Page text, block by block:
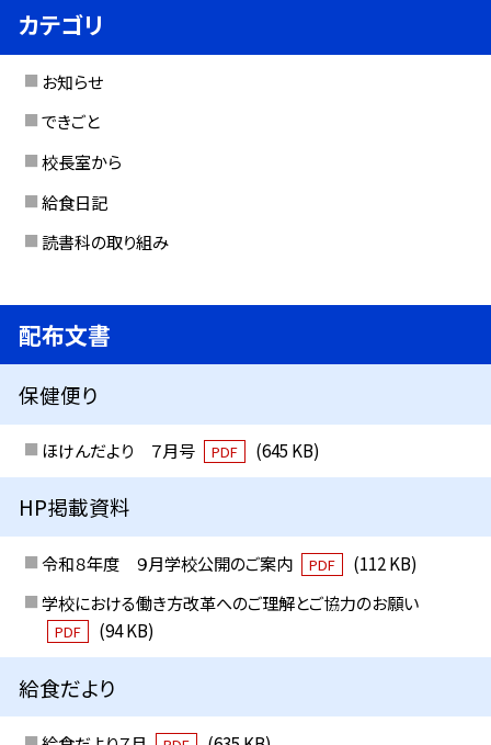
カテゴリ
お知らせ
できごと
校長室から
給食日記
読書科の取り組み
配布文書
保健便り
ほけんだより ７月号 PDF (645 KB)
HP掲載資料
令和８年度 ９月学校公開のご案内 PDF
(112 KB)
学校における働き方改革へのご理解とご協力のお願い
PDF (94 KB)
給食だより